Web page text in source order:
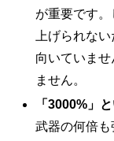
が重要です
上げられな
向いていま
ません。
「3000%」
武器の何倍